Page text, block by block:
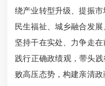
绕产业转型升级、提振
民生福祉、城乡融合发
坚持干在实处、力争走
践行正确政绩观，带头
败高压态势，构建亲清政